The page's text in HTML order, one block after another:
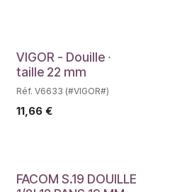
Déstockage
VIGOR - Douille ∙
taille 22 mm
Réf. V6633 (#VIGOR#)
11,66 €
FACOM S.19 DOUILLE